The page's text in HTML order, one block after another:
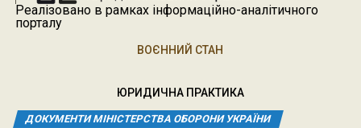
Реалізовано в рамках інформаційно-аналітичного
порталу
ВОЄННИЙ СТАН
ЮРИДИЧНА ПРАКТИКА
ДОКУМЕНТИ МІНІСТЕРСТВА ОБОРОНИ УКРАЇНИ